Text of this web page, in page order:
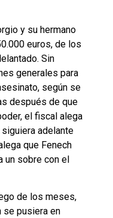
y su hermano
euros, de los
Sin
generales para
según se
después de que
el fiscal alega
adelante
que Fenech
un sobre con el
de los meses,
se pusiera en